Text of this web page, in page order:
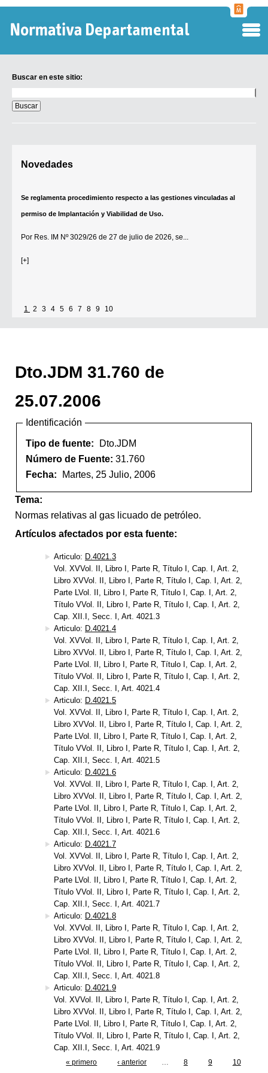
Buscar en este sitio:
en
este
sitio:
Novedades
Se reglamenta procedimiento respecto a las gestiones vinculadas al
permiso de Implantación y Viabilidad de Uso.
Por Res. IM Nº 3029/26 de 27 de julio de 2026, se...
[+]
1 2 3 4 5 6 7 8 9 10
Dto.JDM 31.760 de
25.07.2006
Identificación
Tipo de fuente:
Dto.JDM
Número de Fuente: 31.760
Fecha:
Martes, 25 Julio, 2006
Tema:
Normas relativas al gas licuado de petróleo.
Artículos afectados por esta fuente:
Articulo: D.4021.3
Vol. XVVol. II, Libro I, Parte R, Título I, Cap. I, Art. 2,
Libro XVVol. II, Libro I, Parte R, Título I, Cap. I, Art. 2,
Parte LVol. II, Libro I, Parte R, Título I, Cap. I, Art. 2,
Título VVol. II, Libro I, Parte R, Título I, Cap. I, Art. 2,
Cap. XII.I, Secc. I, Art. 4021.3
Articulo: D.4021.4
Vol. XVVol. II, Libro I, Parte R, Título I, Cap. I, Art. 2,
Libro XVVol. II, Libro I, Parte R, Título I, Cap. I, Art. 2,
Parte LVol. II, Libro I, Parte R, Título I, Cap. I, Art. 2,
Título VVol. II, Libro I, Parte R, Título I, Cap. I, Art. 2,
Cap. XII.I, Secc. I, Art. 4021.4
Articulo: D.4021.5
Vol. XVVol. II, Libro I, Parte R, Título I, Cap. I, Art. 2,
Libro XVVol. II, Libro I, Parte R, Título I, Cap. I, Art. 2,
Parte LVol. II, Libro I, Parte R, Título I, Cap. I, Art. 2,
Título VVol. II, Libro I, Parte R, Título I, Cap. I, Art. 2,
Cap. XII.I, Secc. I, Art. 4021.5
Articulo: D.4021.6
Vol. XVVol. II, Libro I, Parte R, Título I, Cap. I, Art. 2,
Libro XVVol. II, Libro I, Parte R, Título I, Cap. I, Art. 2,
Parte LVol. II, Libro I, Parte R, Título I, Cap. I, Art. 2,
Título VVol. II, Libro I, Parte R, Título I, Cap. I, Art. 2,
Cap. XII.I, Secc. I, Art. 4021.6
Articulo: D.4021.7
Vol. XVVol. II, Libro I, Parte R, Título I, Cap. I, Art. 2,
Libro XVVol. II, Libro I, Parte R, Título I, Cap. I, Art. 2,
Parte LVol. II, Libro I, Parte R, Título I, Cap. I, Art. 2,
Título VVol. II, Libro I, Parte R, Título I, Cap. I, Art. 2,
Cap. XII.I, Secc. I, Art. 4021.7
Articulo: D.4021.8
Vol. XVVol. II, Libro I, Parte R, Título I, Cap. I, Art. 2,
Libro XVVol. II, Libro I, Parte R, Título I, Cap. I, Art. 2,
Parte LVol. II, Libro I, Parte R, Título I, Cap. I, Art. 2,
Título VVol. II, Libro I, Parte R, Título I, Cap. I, Art. 2,
Cap. XII.I, Secc. I, Art. 4021.8
Articulo: D.4021.9
Vol. XVVol. II, Libro I, Parte R, Título I, Cap. I, Art. 2,
Libro XVVol. II, Libro I, Parte R, Título I, Cap. I, Art. 2,
Parte LVol. II, Libro I, Parte R, Título I, Cap. I, Art. 2,
Título VVol. II, Libro I, Parte R, Título I, Cap. I, Art. 2,
Cap. XII.I, Secc. I, Art. 4021.9
« primero ‹ anterior … 8 9 10